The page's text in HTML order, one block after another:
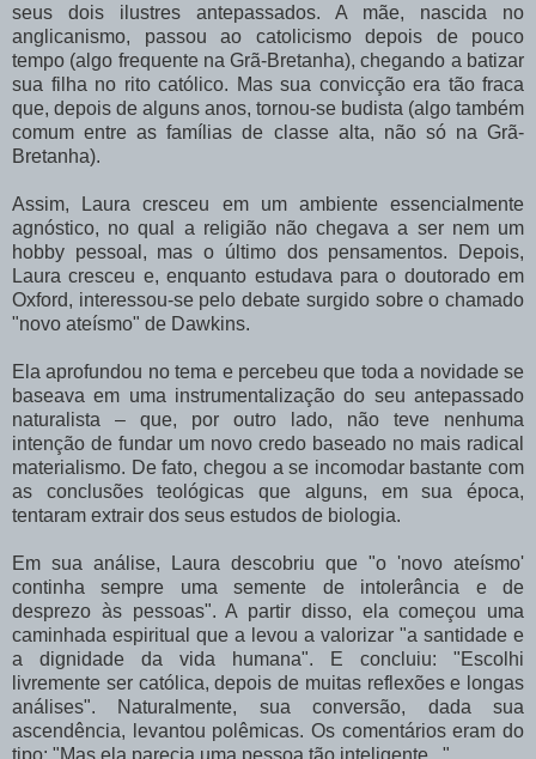
seus dois ilustres antepassados. A mãe, nascida no
anglicanismo, passou ao catolicismo depois de pouco
tempo (algo frequente na Grã-Bretanha), chegando a batizar
sua filha no rito católico. Mas sua convicção era tão fraca
que, depois de alguns anos, tornou-se budista (algo também
comum entre as famílias de classe alta, não só na Grã-
Bretanha).
Assim, Laura cresceu em um ambiente essencialmente
agnóstico, no qual a religião não chegava a ser nem um
hobby pessoal, mas o último dos pensamentos. Depois,
Laura cresceu e, enquanto estudava para o doutorado em
Oxford, interessou-se pelo debate surgido sobre o chamado
"novo ateísmo" de Dawkins.
Ela aprofundou no tema e percebeu que toda a novidade se
baseava em uma instrumentalização do seu antepassado
naturalista – que, por outro lado, não teve nenhuma
intenção de fundar um novo credo baseado no mais radical
materialismo. De fato, chegou a se incomodar bastante com
as conclusões teológicas que alguns, em sua época,
tentaram extrair dos seus estudos de biologia.
Em sua análise, Laura descobriu que "o 'novo ateísmo'
continha sempre uma semente de intolerância e de
desprezo às pessoas". A partir disso, ela começou uma
caminhada espiritual que a levou a valorizar "a santidade e
a dignidade da vida humana". E concluiu: "Escolhi
livremente ser católica, depois de muitas reflexões e longas
análises". Naturalmente, sua conversão, dada sua
ascendência, levantou polêmicas. Os comentários eram do
tipo: "Mas ela parecia uma pessoa tão inteligente...".